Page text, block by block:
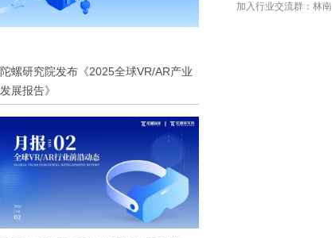
陀螺研究院发布《2025全球VR/AR产业
发展报告》
加入行业交流群： 林南